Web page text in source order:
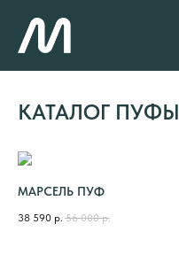
КАТАЛОГ ПУФЫ
МАРСЕЛЬ ПУФ
38 590 р. 56 000 р.